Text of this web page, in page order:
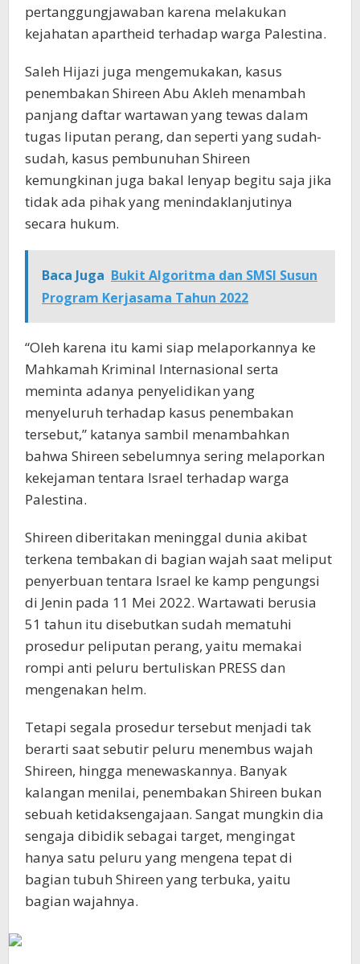
pertanggungjawaban karena melakukan
kejahatan apartheid terhadap warga Palestina.
Saleh Hijazi juga mengemukakan, kasus
penembakan Shireen Abu Akleh menambah
panjang daftar wartawan yang tewas dalam
tugas liputan perang, dan seperti yang sudah-
sudah, kasus pembunuhan Shireen
kemungkinan juga bakal lenyap begitu saja jika
tidak ada pihak yang menindaklanjutinya
secara hukum.
Baca Juga Bukit Algoritma dan SMSI Susun
Program Kerjasama Tahun 2022
“Oleh karena itu kami siap melaporkannya ke
Mahkamah Kriminal Internasional serta
meminta adanya penyelidikan yang
menyeluruh terhadap kasus penembakan
tersebut,” katanya sambil menambahkan
bahwa Shireen sebelumnya sering melaporkan
kekejaman tentara Israel terhadap warga
Palestina.
Shireen diberitakan meninggal dunia akibat
terkena tembakan di bagian wajah saat meliput
penyerbuan tentara Israel ke kamp pengungsi
di Jenin pada 11 Mei 2022. Wartawati berusia
51 tahun itu disebutkan sudah mematuhi
prosedur peliputan perang, yaitu memakai
rompi anti peluru bertuliskan PRESS dan
mengenakan helm.
Tetapi segala prosedur tersebut menjadi tak
berarti saat sebutir peluru menembus wajah
Shireen, hingga menewaskannya. Banyak
kalangan menilai, penembakan Shireen bukan
sebuah ketidaksengajaan. Sangat mungkin dia
sengaja dibidik sebagai target, mengingat
hanya satu peluru yang mengena tepat di
bagian tubuh Shireen yang terbuka, yaitu
bagian wajahnya.